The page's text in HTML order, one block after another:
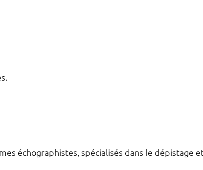
échographistes, spécialisés dans le dépistage